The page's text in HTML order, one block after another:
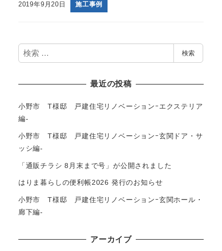
2019年9月20日 施工事例
検
索
検索
最近の投稿
小野市 T様邸 戸建住宅リノベーションｰエクステリア
編-
小野市 T様邸 戸建住宅リノベーションｰ玄関ドア・サ
ッシ編-
「通販チラシ 8月末まで号」が公開されました
はりま暮らしの便利帳2026 発行のお知らせ
小野市 T様邸 戸建住宅リノベーションｰ玄関ホール・
廊下編-
アーカイブ